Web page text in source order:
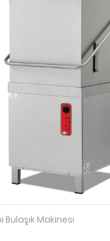
Bulaşık Makinesi